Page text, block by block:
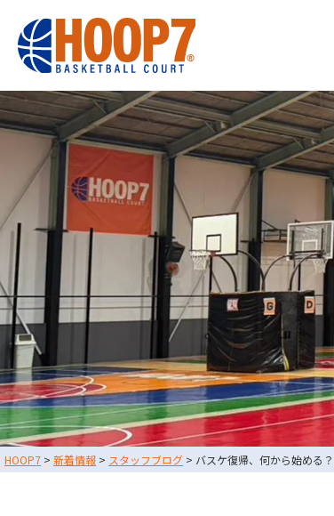
大阪・東大阪・堺のバスケコートレンタル｜
初め
東大
堺店
大会
バス
お知
スタ
お問
HOOP7 > 新着情報 > スタッフブログ > バスケ復帰、何から始める